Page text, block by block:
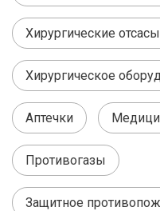
Хирургические
Хирургическое
Аптечки
Противогазы
Защитное